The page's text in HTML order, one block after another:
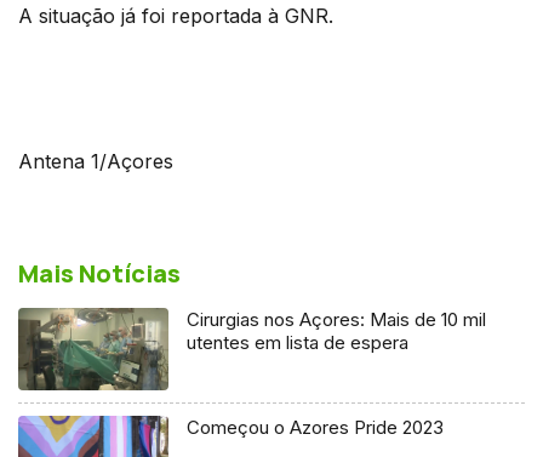
A situação já foi reportada à GNR.
Antena 1/Açores
Mais Notícias
Cirurgias nos Açores: Mais de 10 mil
utentes em lista de espera
Começou o Azores Pride 2023